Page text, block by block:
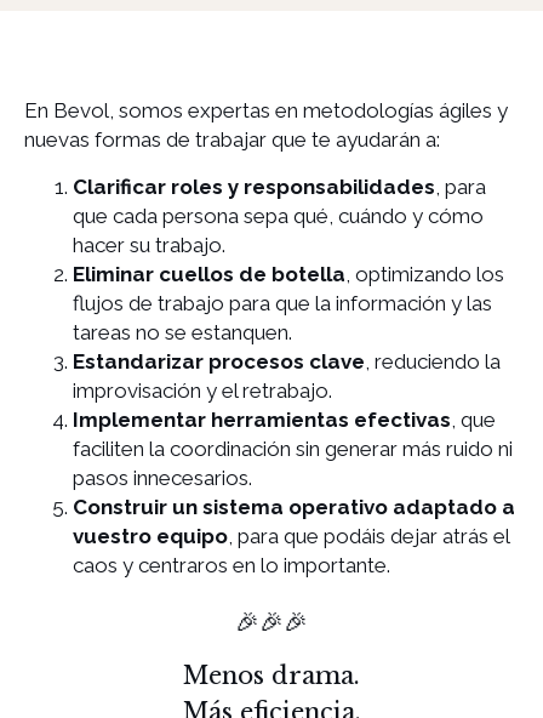
En Bevol, somos expertas en metodologías ágiles y
nuevas formas de trabajar que te ayudarán a:
Clarificar roles y responsabilidades , para
que cada persona sepa qué, cuándo y cómo
hacer su trabajo.
Eliminar cuellos de botella , optimizando los
flujos de trabajo para que la información y las
tareas no se estanquen.
Estandarizar procesos clave , reduciendo la
improvisación y el retrabajo.
Implementar herramientas efectivas , que
faciliten la coordinación sin generar más ruido ni
pasos innecesarios.
Construir un sistema operativo adaptado a
vuestro equipo , para que podáis dejar atrás el
caos y centraros en lo importante.
🎉🎉🎉
Menos drama.
Más eficiencia.